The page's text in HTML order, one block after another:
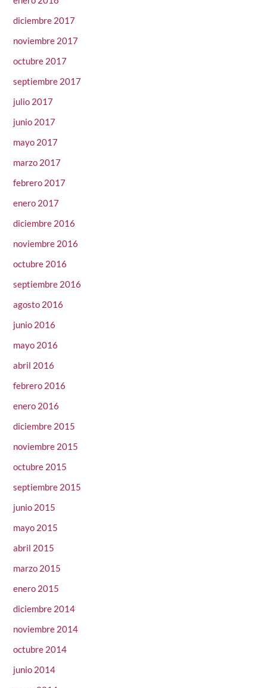
diciembre 2017
noviembre 2017
octubre 2017
septiembre 2017
julio 2017
junio 2017
mayo 2017
marzo 2017
febrero 2017
enero 2017
diciembre 2016
noviembre 2016
octubre 2016
septiembre 2016
agosto 2016
junio 2016
mayo 2016
abril 2016
febrero 2016
enero 2016
diciembre 2015
noviembre 2015
octubre 2015
septiembre 2015
junio 2015
mayo 2015
abril 2015
marzo 2015
enero 2015
diciembre 2014
noviembre 2014
octubre 2014
junio 2014